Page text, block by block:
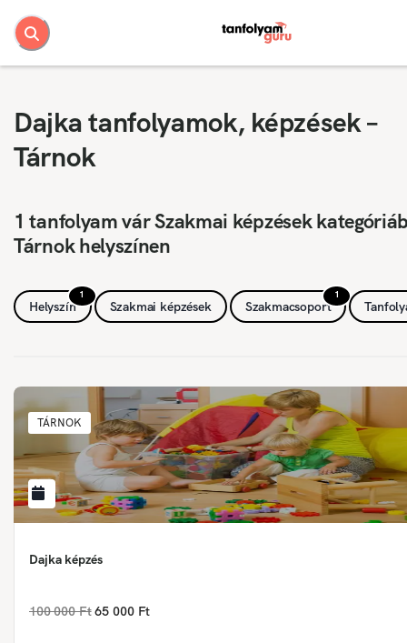
Dajka tanfolyamok, képzések –
Tárnok
1 tanfolyam vár Szakmai képzések
Tárnok helyszínen
1
Helyszín Szakmai képzések
1
Szakmacsoport
TÁRNOK
Dajka képzés
100 000 Ft 65 000 Ft